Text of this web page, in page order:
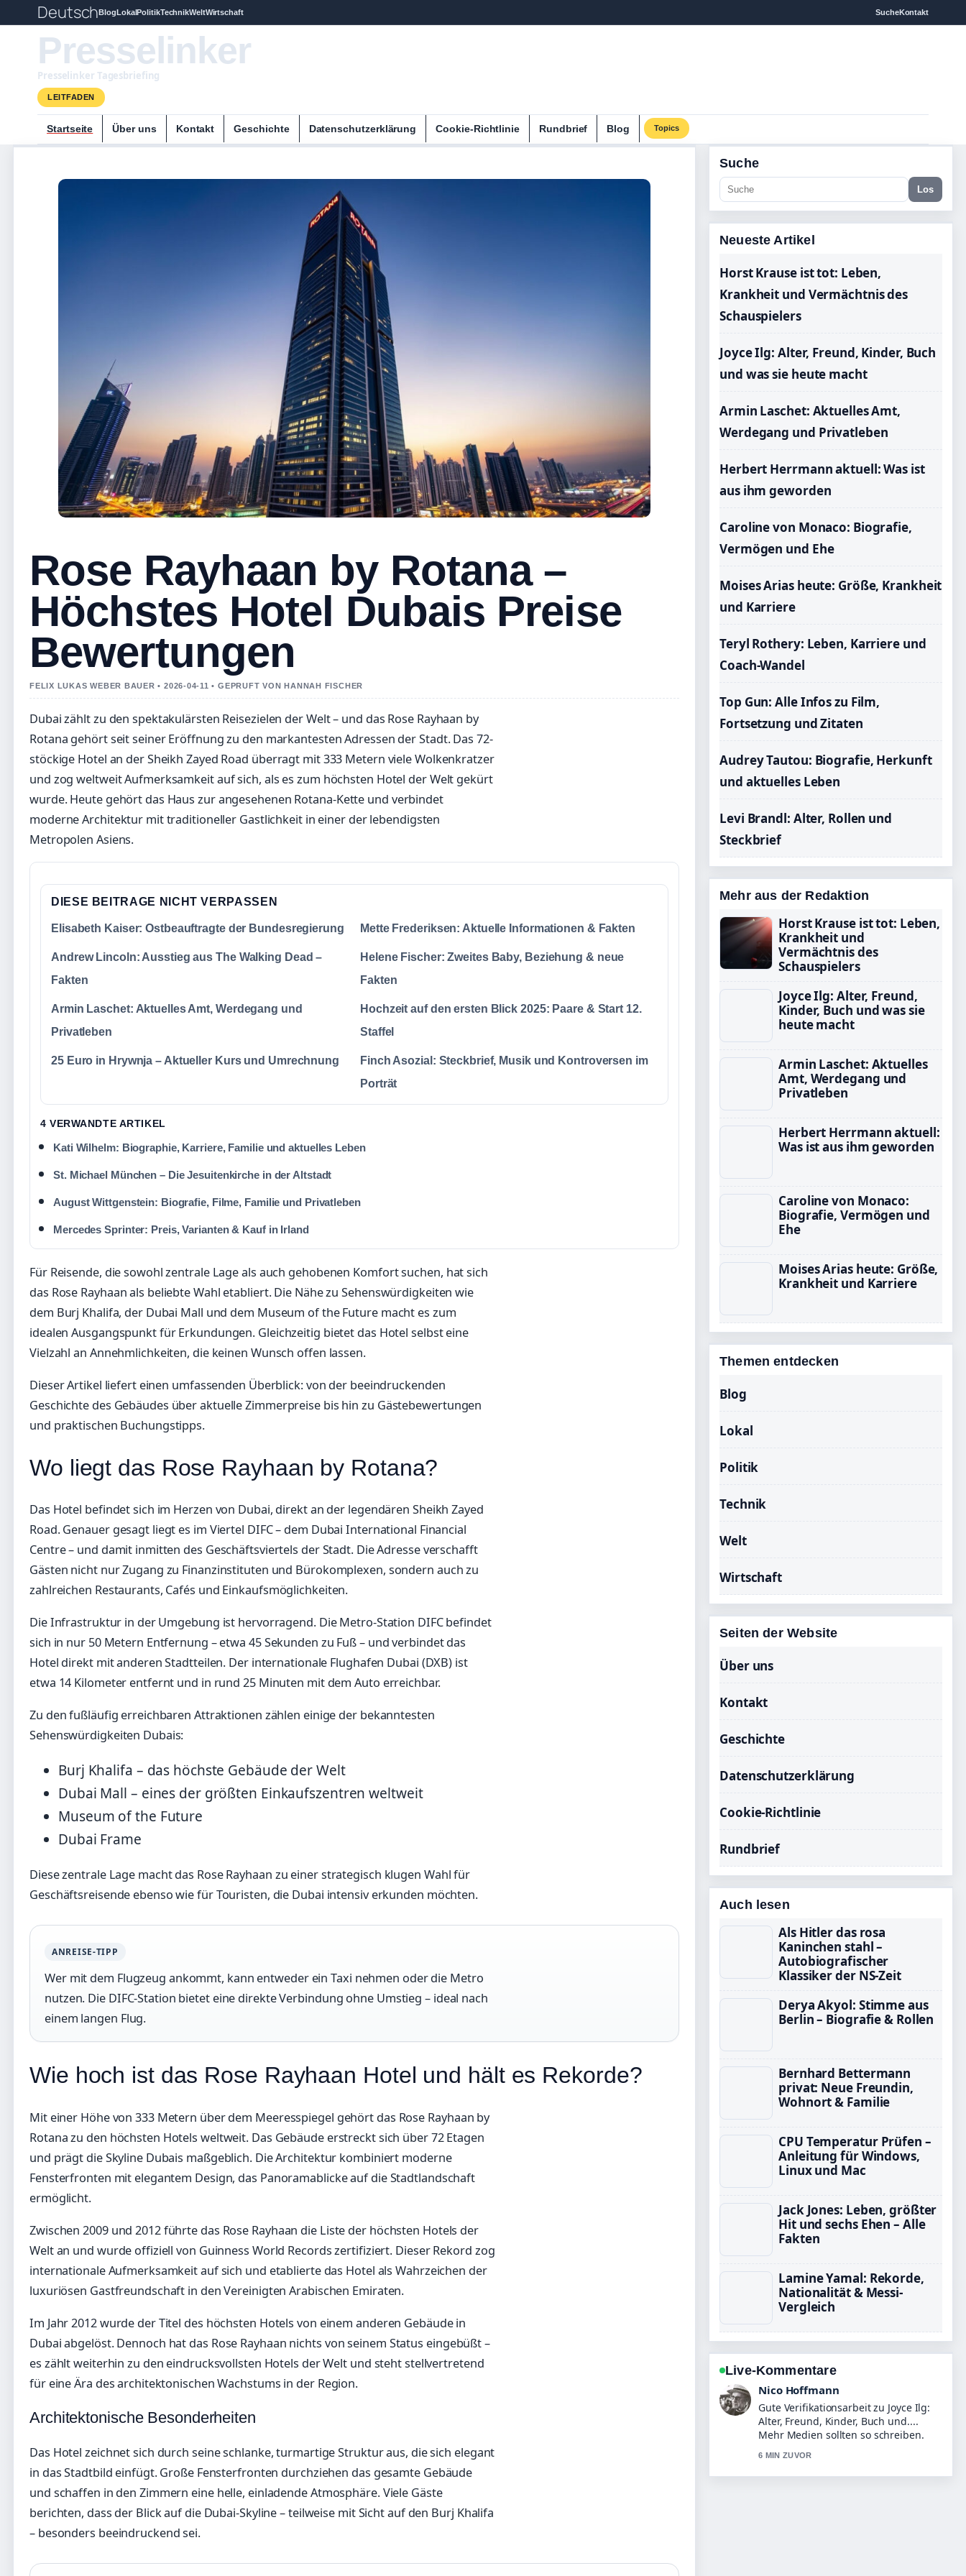
DeutschBlogLokalPolitikTechnikWeltWirtschaft SucheKontakt
Presselinker
Presselinker Tagesbriefing
LEITFADEN
Startseite Über uns Kontakt Geschichte Datenschutzerklärung Cookie-Richtlinie Rundbrief Blog Topics
Rose Rayhaan by Rotana –
Höchstes Hotel Dubais Preise
Bewertungen
FELIX LUKAS WEBER BAUER • 2026-04-11 • GEPRUFT VON HANNAH FISCHER
Dubai zählt zu den spektakulärsten Reisezielen der Welt – und das Rose Rayhaan by
Rotana gehört seit seiner Eröffnung zu den markantesten Adressen der Stadt. Das 72-
stöckige Hotel an der Sheikh Zayed Road überragt mit 333 Metern viele Wolkenkratzer
und zog weltweit Aufmerksamkeit auf sich, als es zum höchsten Hotel der Welt gekürt
wurde. Heute gehört das Haus zur angesehenen Rotana-Kette und verbindet
moderne Architektur mit traditioneller Gastlichkeit in einer der lebendigsten
Metropolen Asiens.
DIESE BEITRAGE NICHT VERPASSEN
Elisabeth Kaiser: Ostbeauftragte der Bundesregierung Mette Frederiksen: Aktuelle Informationen & Fakten
Andrew Lincoln: Ausstieg aus The Walking Dead –
Fakten
Helene Fischer: Zweites Baby, Beziehung & neue
Fakten
Armin Laschet: Aktuelles Amt, Werdegang und
Privatleben
Hochzeit auf den ersten Blick 2025: Paare & Start 12.
Staffel
25 Euro in Hrywnja – Aktueller Kurs und Umrechnung
Finch Asozial: Steckbrief, Musik und Kontroversen im
Porträt
4 VERWANDTE ARTIKEL
Kati Wilhelm: Biographie, Karriere, Familie und aktuelles Leben
St. Michael München – Die Jesuitenkirche in der Altstadt
August Wittgenstein: Biografie, Filme, Familie und Privatleben
Mercedes Sprinter: Preis, Varianten & Kauf in Irland
Für Reisende, die sowohl zentrale Lage als auch gehobenen Komfort suchen, hat sich
das Rose Rayhaan als beliebte Wahl etabliert. Die Nähe zu Sehenswürdigkeiten wie
dem Burj Khalifa, der Dubai Mall und dem Museum of the Future macht es zum
idealen Ausgangspunkt für Erkundungen. Gleichzeitig bietet das Hotel selbst eine
Vielzahl an Annehmlichkeiten, die keinen Wunsch offen lassen.
Dieser Artikel liefert einen umfassenden Überblick: von der beeindruckenden
Geschichte des Gebäudes über aktuelle Zimmerpreise bis hin zu Gästebewertungen
und praktischen Buchungstipps.
Wo liegt das Rose Rayhaan by Rotana?
Das Hotel befindet sich im Herzen von Dubai, direkt an der legendären Sheikh Zayed
Road. Genauer gesagt liegt es im Viertel DIFC – dem Dubai International Financial
Centre – und damit inmitten des Geschäftsviertels der Stadt. Die Adresse verschafft
Gästen nicht nur Zugang zu Finanzinstituten und Bürokomplexen, sondern auch zu
zahlreichen Restaurants, Cafés und Einkaufsmöglichkeiten.
Die Infrastruktur in der Umgebung ist hervorragend. Die Metro-Station DIFC befindet
sich in nur 50 Metern Entfernung – etwa 45 Sekunden zu Fuß – und verbindet das
Hotel direkt mit anderen Stadtteilen. Der internationale Flughafen Dubai (DXB) ist
etwa 14 Kilometer entfernt und in rund 25 Minuten mit dem Auto erreichbar.
Zu den fußläufig erreichbaren Attraktionen zählen einige der bekanntesten
Sehenswürdigkeiten Dubais:
Burj Khalifa – das höchste Gebäude der Welt
Dubai Mall – eines der größten Einkaufszentren weltweit
Museum of the Future
Dubai Frame
Diese zentrale Lage macht das Rose Rayhaan zu einer strategisch klugen Wahl für
Geschäftsreisende ebenso wie für Touristen, die Dubai intensiv erkunden möchten.
ANREISE-TIPP
Wer mit dem Flugzeug ankommt, kann entweder ein Taxi nehmen oder die Metro
nutzen. Die DIFC-Station bietet eine direkte Verbindung ohne Umstieg – ideal nach
einem langen Flug.
Wie hoch ist das Rose Rayhaan Hotel und hält es Rekorde?
Mit einer Höhe von 333 Metern über dem Meeresspiegel gehört das Rose Rayhaan by
Rotana zu den höchsten Hotels weltweit. Das Gebäude erstreckt sich über 72 Etagen
und prägt die Skyline Dubais maßgeblich. Die Architektur kombiniert moderne
Fensterfronten mit elegantem Design, das Panoramablicke auf die Stadtlandschaft
ermöglicht.
Zwischen 2009 und 2012 führte das Rose Rayhaan die Liste der höchsten Hotels der
Welt an und wurde offiziell von Guinness World Records zertifiziert. Dieser Rekord zog
internationale Aufmerksamkeit auf sich und etablierte das Hotel als Wahrzeichen der
luxuriösen Gastfreundschaft in den Vereinigten Arabischen Emiraten.
Im Jahr 2012 wurde der Titel des höchsten Hotels von einem anderen Gebäude in
Dubai abgelöst. Dennoch hat das Rose Rayhaan nichts von seinem Status eingebüßt –
es zählt weiterhin zu den eindrucksvollsten Hotels der Welt und steht stellvertretend
für eine Ära des architektonischen Wachstums in der Region.
Architektonische Besonderheiten
Das Hotel zeichnet sich durch seine schlanke, turmartige Struktur aus, die sich elegant
in das Stadtbild einfügt. Große Fensterfronten durchziehen das gesamte Gebäude
und schaffen in den Zimmern eine helle, einladende Atmosphäre. Viele Gäste
berichten, dass der Blick auf die Dubai-Skyline – teilweise mit Sicht auf den Burj Khalifa
– besonders beeindruckend sei.
Suche
Los
Neueste Artikel
Horst Krause ist tot: Leben,
Krankheit und Vermächtnis des
Schauspielers
Joyce Ilg: Alter, Freund, Kinder, Buch
und was sie heute macht
Armin Laschet: Aktuelles Amt,
Werdegang und Privatleben
Herbert Herrmann aktuell: Was ist
aus ihm geworden
Caroline von Monaco: Biografie,
Vermögen und Ehe
Moises Arias heute: Größe, Krankheit
und Karriere
Teryl Rothery: Leben, Karriere und
Coach-Wandel
Top Gun: Alle Infos zu Film,
Fortsetzung und Zitaten
Audrey Tautou: Biografie, Herkunft
und aktuelles Leben
Levi Brandl: Alter, Rollen und
Steckbrief
Mehr aus der Redaktion
Horst Krause ist tot: Leben,
Krankheit und
Vermächtnis des
Schauspielers
Joyce Ilg: Alter, Freund,
Kinder, Buch und was sie
heute macht
Armin Laschet: Aktuelles
Amt, Werdegang und
Privatleben
Herbert Herrmann aktuell:
Was ist aus ihm geworden
Caroline von Monaco:
Biografie, Vermögen und
Ehe
Moises Arias heute: Größe,
Krankheit und Karriere
Themen entdecken
Blog
Lokal
Politik
Technik
Welt
Wirtschaft
Seiten der Website
Über uns
Kontakt
Geschichte
Datenschutzerklärung
Cookie-Richtlinie
Rundbrief
Auch lesen
Als Hitler das rosa
Kaninchen stahl –
Autobiografischer
Klassiker der NS-Zeit
Derya Akyol: Stimme aus
Berlin – Biografie & Rollen
Bernhard Bettermann
privat: Neue Freundin,
Wohnort & Familie
CPU Temperatur Prüfen –
Anleitung für Windows,
Linux und Mac
Jack Jones: Leben, größter
Hit und sechs Ehen – Alle
Fakten
Lamine Yamal: Rekorde,
Nationalität & Messi-
Vergleich
Live-Kommentare
Hannah Weber
Starke Einordnung zu Armin Laschet:
Aktuelles Amt, Werdegang und
Privatleben. Das ist die klarste
gesehen habe.